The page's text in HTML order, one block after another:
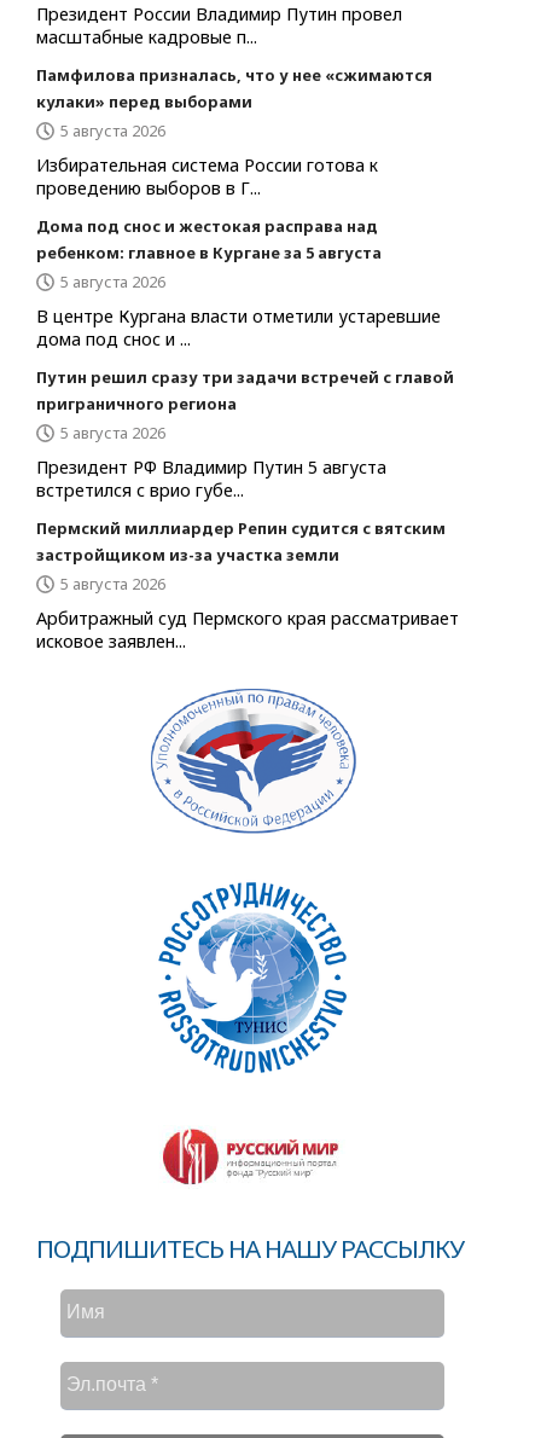
Президент России Владимир Путин провел
масштабные кадровые п...
Памфилова призналась, что у нее «сжимаются
кулаки» перед выборами
5 августа 2026
Избирательная система России готова к
проведению выборов в Г...
Дома под снос и жестокая расправа над
ребенком: главное в Кургане за 5 августа
5 августа 2026
В центре Кургана власти отметили устаревшие
дома под снос и ...
Путин решил сразу три задачи встречей с главой
приграничного региона
5 августа 2026
Президент РФ Владимир Путин 5 августа
встретился с врио губе...
Пермский миллиардер Репин судится с вятским
застройщиком из-за участка земли
5 августа 2026
Арбитражный суд Пермского края рассматривает
исковое заявлен...
ПОДПИШИТЕСЬ НА НАШУ РАССЫЛКУ